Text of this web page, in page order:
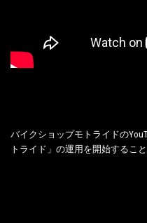
バイクショップモトライドの
トライド」の運用を開始するこ